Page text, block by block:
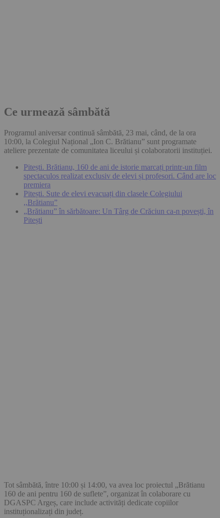
Ce urmează sâmbătă
Programul aniversar continuă sâmbătă, 23 mai, când, de la ora
10:00, la Colegiul Național „Ion C. Brătianu” sunt programate
ateliere prezentate de comunitatea liceului și colaboratorii instituției.
Pitești. Brătianu, 160 de ani de istorie marcați printr-un film
spectaculos realizat exclusiv de elevi și profesori. Când are loc
premiera
Pitești. Sute de elevi evacuați din clasele Colegiului
,,Brătianu”
„Brătianu” în sărbătoare: Un Târg de Crăciun ca-n povești, în
Pitești
Tot sâmbătă, între 10:00 și 14:00, va avea loc proiectul „Brătianu
160 de ani pentru 160 de suflete”, organizat în colaborare cu
DGASPC Argeș, care include activități dedicate copiilor
instituționalizați din județ.